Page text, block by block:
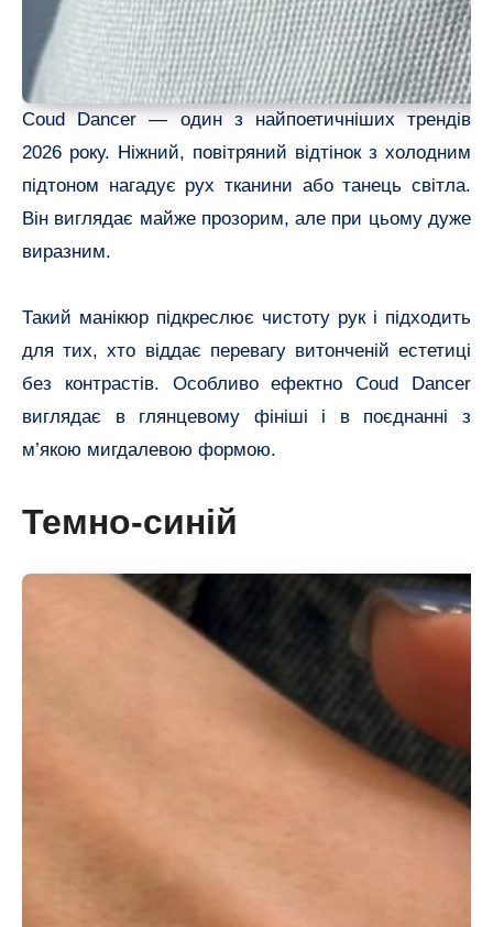
Coud Dancer — один з найпоетичніших трендів
2026 року. Ніжний, повітряний відтінок з холодним
підтоном нагадує рух тканини або танець світла.
Він виглядає майже прозорим, але при цьому дуже
виразним.
Такий манікюр підкреслює чистоту рук і підходить
для тих, хто віддає перевагу витонченій естетиці
без контрастів. Особливо ефектно Coud Dancer
виглядає в глянцевому фініші і в поєднанні з
м’якою мигдалевою формою.
Темно-синій